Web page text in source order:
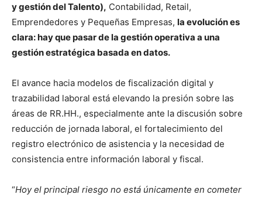
y gestión del Talento), Contabilidad, Retail,
Emprendedores y Pequeñas Empresas, la evolución es
clara: hay que pasar de la gestión operativa a una
gestión estratégica basada en datos.
El avance hacia modelos de fiscalización digital y
trazabilidad laboral está elevando la presión sobre las
áreas de RR.HH., especialmente ante la discusión sobre
reducción de jornada laboral, el fortalecimiento del
registro electrónico de asistencia y la necesidad de
consistencia entre información laboral y fiscal.
“Hoy el principal riesgo no está únicamente en cometer